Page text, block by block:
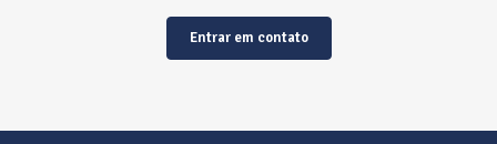
Entrar em contato